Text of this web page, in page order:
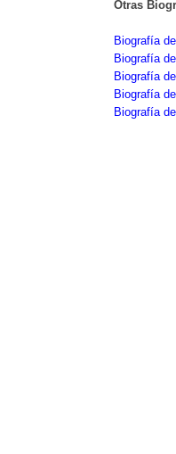
Otras
Biografía
Biografía
Biografía
Biografía
Biografía